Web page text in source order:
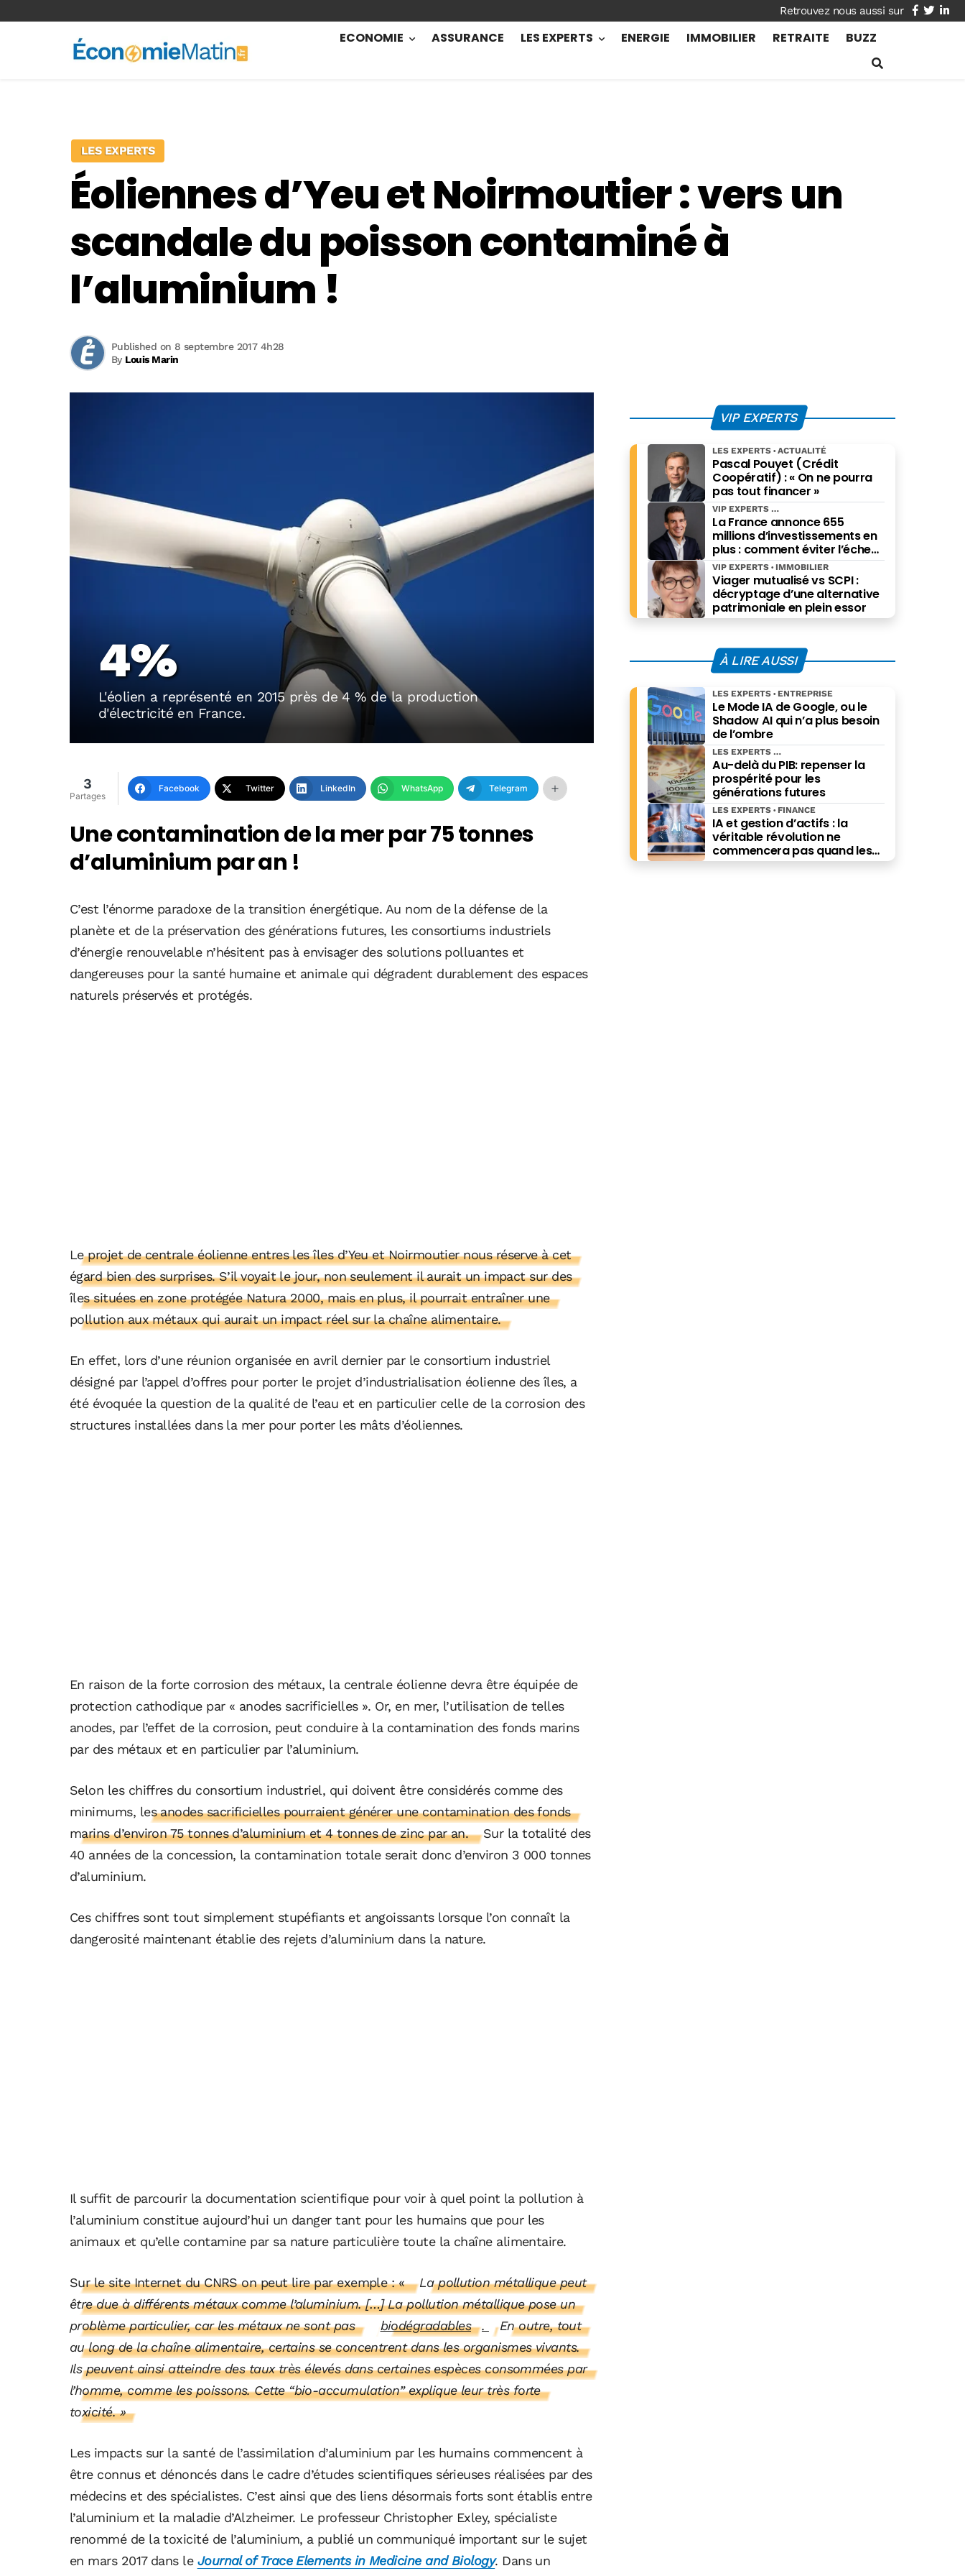
facebook
twitter
ECONOMIE ASSURANCE LES EXPERTS ENERGIE IMMOBILIER RETRAITE BUZZ
LES EXPERTS
Éoliennes d’Yeu et Noirmoutier : vers un
scandale du poisson contaminé à
l’aluminium !
By Louis Marin
Published on 8 septembre 2017 4h28
4%
L'éolien a représenté en 2015 près de 4 % de la production
d'électricité en France.
3
Partages
Facebook Twitter LinkedIn WhatsApp Telegram
Une contamination de la mer par 75 tonnes
d’aluminium par an !
C’est l’énorme paradoxe de la transition énergétique. Au nom de la défense de la
planète et de la préservation des générations futures, les consortiums industriels
d’énergie renouvelable n’hésitent pas à envisager des solutions polluantes et
dangereuses pour la santé humaine et animale qui dégradent durablement des espaces
naturels préservés et protégés.
Le projet de centrale éolienne entres les îles d’Yeu et Noirmoutier nous réserve à cet
égard bien des surprises. S’il voyait le jour, non seulement il aurait un impact sur des
îles situées en zone protégée Natura 2000, mais en plus, il pourrait entraîner une
pollution aux métaux qui aurait un impact réel sur la chaîne alimentaire.
En effet, lors d’une réunion organisée en avril dernier par le consortium industriel
désigné par l’appel d’offres pour porter le projet d’industrialisation éolienne des îles, a
été évoquée la question de la qualité de l’eau et en particulier celle de la corrosion des
structures installées dans la mer pour porter les mâts d’éoliennes.
En raison de la forte corrosion des métaux, la centrale éolienne devra être équipée de
protection cathodique par « anodes sacrificielles ». Or, en mer, l’utilisation de telles
anodes, par l’effet de la corrosion, peut conduire à la contamination des fonds marins
par des métaux et en particulier par l’aluminium.
Selon les chiffres du consortium industriel, qui doivent être considérés comme des
minimums, les anodes sacrificielles pourraient générer une contamination des fonds
marins d’environ 75 tonnes d’aluminium et 4 tonnes de zinc par an.
Sur la totalité des
40 années de la concession, la contamination totale serait donc d’environ 3 000 tonnes
d’aluminium.
Ces chiffres sont tout simplement stupéfiants et angoissants lorsque l’on connaît la
dangerosité maintenant établie des rejets d’aluminium dans la nature.
Il suffit de parcourir la documentation scientifique pour voir à quel point la pollution à
l’aluminium constitue aujourd’hui un danger tant pour les humains que pour les
animaux et qu’elle contamine par sa nature particulière toute la chaîne alimentaire.
Sur le site Internet du CNRS on peut lire par exemple : «
La pollution métallique peut
être due à différents métaux comme l’aluminium. […] La pollution métallique pose un
problème particulier, car les métaux ne sont pas
biodégradables .
En outre, tout
au long de la chaîne alimentaire, certains se concentrent dans les organismes vivants.
Ils peuvent ainsi atteindre des taux très élevés dans certaines espèces consommées par
l’homme, comme les poissons. Cette “bio-accumulation” explique leur très forte
toxicité. »
Les impacts sur la santé de l’assimilation d’aluminium par les humains commencent à
être connus et dénoncés dans le cadre d’études scientifiques sérieuses réalisées par des
médecins et des spécialistes. C’est ainsi que des liens désormais forts sont établis entre
l’aluminium et la maladie d’Alzheimer. Le professeur Christopher Exley, spécialiste
renommé de la toxicité de l’aluminium, a publié un communiqué important sur le sujet
en mars 2017 dans le Journal of Trace Elements in Medicine and Biology. Dans un
VIP EXPERTS
Pascal Pouyet (Crédit
Coopératif) : « On ne pourra
pas tout financer »
LES EXPERTS ACTUALITÉ
La France annonce 655
millions d’investissements en
plus : comment éviter l’échec
des projets à grande échelle ?
VIP EXPERTS
Viager mutualisé vs SCPI :
décryptage d’une alternative
patrimoniale en plein essor
VIP EXPERTS IMMOBILIER
À LIRE AUSSI
Le Mode IA de Google, ou le
Shadow AI qui n’a plus besoin
de l’ombre
LES EXPERTS ENTREPRISE
Au-delà du PIB: repenser la
prospérité pour les
générations futures
LES EXPERTS
IA et gestion d’actifs : la
véritable révolution ne
commencera pas quand les
robots remplaceront les
LES EXPERTS FINANCE